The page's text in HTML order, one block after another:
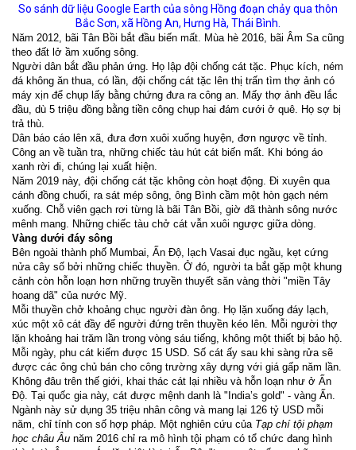
So sánh dữ liệu Google Earth của sông Hồng đoạn chảy qua thôn
Bắc Sơn, xã Hồng An, Hưng Hà, Thái Bình.
Năm 2012, bãi Tân Bồi bắt đầu biến mất. Mùa hè 2016, bãi Âm Sa cũng
theo đất lở ầm xuống sông.
Người dân bắt đầu phản ứng. Họ lập đội chống cát tặc. Phục kích, ném
đá không ăn thua, có lần, đội chống cát tặc lên thị trấn tìm thợ ảnh có
máy xịn để chụp lấy bằng chứng đưa ra công an. Mấy thợ ảnh đều lắc
đầu, dù 5 triệu đồng bằng tiền công chụp hai đám cưới ở quê. Họ sợ bị
trả thù.
Dân báo cáo lên xã, đưa đơn xuôi xuống huyện, đơn ngược về tỉnh.
Công an về tuần tra, những chiếc tàu hút cát biến mất. Khi bóng áo
xanh rời đi, chúng lại xuất hiện.
Năm 2019 này, đội chống cát tặc không còn hoạt động. Đi xuyên qua
cánh đồng chuối, ra sát mép sông, ông Bình cầm một hòn gạch ném
xuống. Chỗ viên gạch rơi từng là bãi Tân Bồi, giờ đã thành sông nước
mênh mang. Những chiếc tàu chở cát vẫn xuôi ngược giữa dòng.
Vàng dưới đáy sông
Bên ngoài thành phố Mumbai, Ấn Độ, lạch Vasai đục ngầu, kẹt cứng
nửa cây số bởi những chiếc thuyền. Ở đó, người ta bắt gặp một khung
cảnh còn hỗn loạn hơn những truyền thuyết săn vàng thời "miền Tây
hoang dã" của nước Mỹ.
Mỗi thuyền chở khoảng chục người đàn ông. Họ lặn xuống đáy lạch,
xúc một xô cát đầy để người đứng trên thuyền kéo lên. Mỗi người thợ
lặn khoảng hai trăm lần trong vòng sáu tiếng, không một thiết bị bảo hộ.
Mỗi ngày, phu cát kiếm được 15 USD. Số cát ấy sau khi sàng rửa sẽ
được các ông chủ bán cho công trường xây dựng với giá gấp năm lần.
Không đâu trên thế giới, khai thác cát lại nhiều và hỗn loạn như ở Ấn
Độ. Tại quốc gia này, cát được mệnh danh là "India’s gold" - vàng Ấn.
Ngành này sử dụng 35 triệu nhân công và mang lại 126 tỷ USD mỗi
năm, chỉ tính con số hợp pháp. Một nghiên cứu của Tạp chí tội phạm
học châu Âu năm 2016 chỉ ra mô hình tội phạm có tổ chức đang hình